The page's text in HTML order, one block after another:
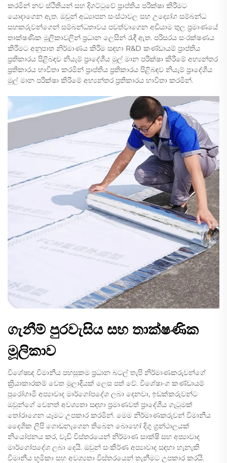
කරමින් නව ස්ථිතියන් සහ දිගට්ටුවේ ප්‍රාප්තිය පරීක්ෂා කිරීමට
යොදාගෙන ඇත. ඔවුන් අධ්‍යාපන සංස්ථාවල සහ උද්‍යෝග සම්බන්ධ
සහකරුවන්ගෙන් සම්බන්ධතාවය පවත්වාගෙන අඩියාම තුල ප්‍රමාණයේ
තාක්ෂණික මූලිකාවලින් ප්‍රධාන ලෙසින් රැඳී ඇත. පරිසරය සංරක්ෂණය
කිරීමට අනුපාත නිර්මාණය කිරීම සඳහා R&D කණ්ඩායම් ප්‍රාප්තිය
ප්‍රතිකාරය පිළිබඳව නියැම් ප්‍රාදේශීය මුල් මාන පරීක්ෂා කිරීමේ අභ්‍යන්තර
ප්‍රතිකාරය භාවිතා කරමින් ප්‍රාප්තිය ප්‍රතිකාරය පිළිබඳව නියැම් ප්‍රාදේශීය
මුල් මාන පරීක්ෂා කිරීමේ අභ්‍යන්තර ප්‍රතිකාරය භාවිතා කරමින්.
ගැනීම් පුරවැසිය සහ තාක්ෂණික
මූලිකාව
විශේෂඥ විමානීය පහසුකම ප්‍රධාන බටල් තැපි නිර්මාණකරුවන්ගේ
ක්‍රියාකාරකම් වෙත මූලාදීයක් ලෙස පත් වේ. විශේෂාංග කණ්ඩායම්
පුරෝගාමී අප්‍යාවාද මාර්ගෝපදේශ ලබා දෙනවා, ඉඩක්කරුවන්ට
ඔවුන්ගේ වෙනත් අවශ්‍යතා සඳහා ප්‍රමාණවත් ප්‍රාදේශීය ගැටුමක්
තෝරාගෙන යෑමට උපකාර කරමින්. මෙම නිර්මාණකරුවන් විමානීය
දෛශික ලිපි ගොඩනැගෙන තිබෙන බොහෝ දිගු ග්‍රන්ථාලයක්
නියෝජනය කර, වැඩි විස්තරයෙන් නිර්මාණ සාක්ෂි සහ අප්‍යාවාද
මාර්ගෝපදේශ ලබා දෙයි. ඔවුන් සංකීර්ණ අප්‍යාවාද සඳහා හැනැකි
විමානීය භූමිකා සහ අවශ්‍යතා විස්තරයෙන් තැනීමට උපකාර කරයි.